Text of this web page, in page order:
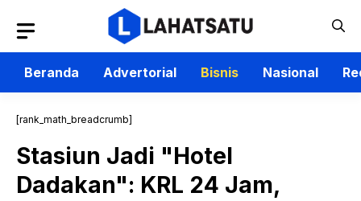
isi
Beranda
Advertorial Bisnis Nasional
[rank_math_breadcrumb]
Stasiun Jadi "Hotel
Dadakan": KRL 24 Jam,